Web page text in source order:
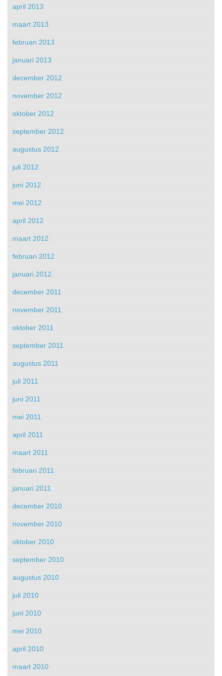
april 2013
maart 2013
februari 2013
januari 2013
december 2012
november 2012
oktober 2012
september 2012
augustus 2012
juli 2012
juni 2012
mei 2012
april 2012
maart 2012
februari 2012
januari 2012
december 2011
november 2011
oktober 2011
september 2011
augustus 2011
juli 2011
juni 2011
mei 2011
april 2011
maart 2011
februari 2011
januari 2011
december 2010
november 2010
oktober 2010
september 2010
augustus 2010
juli 2010
juni 2010
mei 2010
april 2010
maart 2010